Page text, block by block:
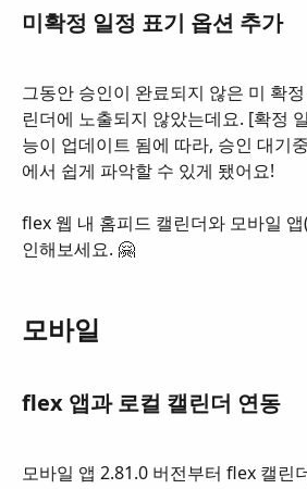
미확정 일정 표기 옵션 추가
그동안 승인이 완료되지 않은 미 확
린더에 노출되지 않았는데요. [확정
능이 업데이트 됨에 따라, 승인 대기
에서 쉽게 파악할 수 있게 됐어요!
flex 웹 내 홈피드 캘린더와 모바일
인해보세요. 🤗
모바일
flex 앱과 로컬 캘린더 연동
모바일 앱 2.81.0 버전부터 flex 캘린